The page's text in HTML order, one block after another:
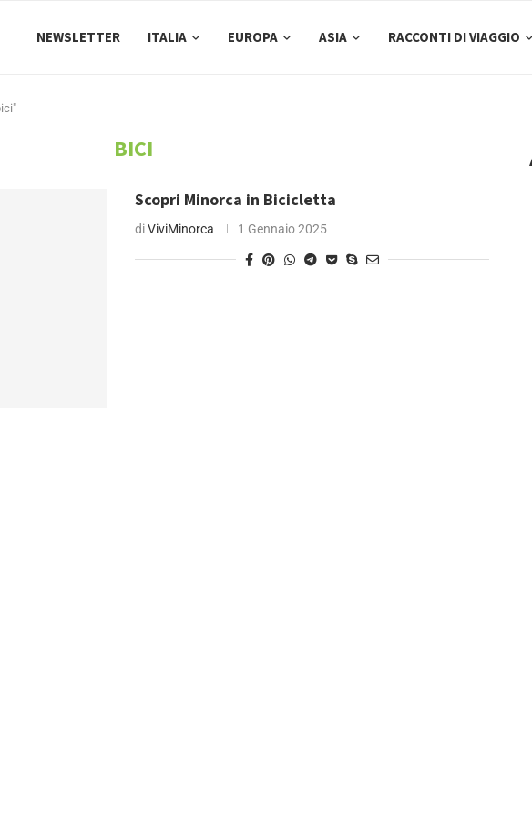
NEWSLETTER ITALIA EUROPA ASIA RACCONTI DI VIAGGIO
BICI
Scopri Minorca in Bicicletta
diViviMinorca 1 Gennaio 2025